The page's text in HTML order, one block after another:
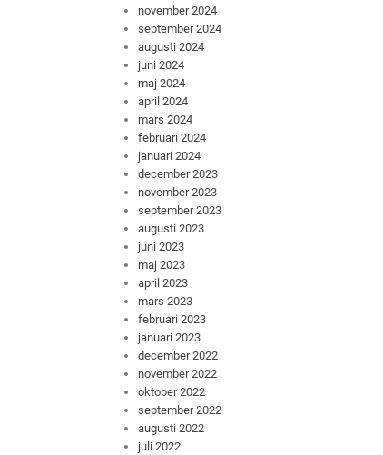
november 2024
september 2024
augusti 2024
juni 2024
maj 2024
april 2024
mars 2024
februari 2024
januari 2024
december 2023
november 2023
september 2023
augusti 2023
juni 2023
maj 2023
april 2023
mars 2023
februari 2023
januari 2023
december 2022
november 2022
oktober 2022
september 2022
augusti 2022
juli 2022